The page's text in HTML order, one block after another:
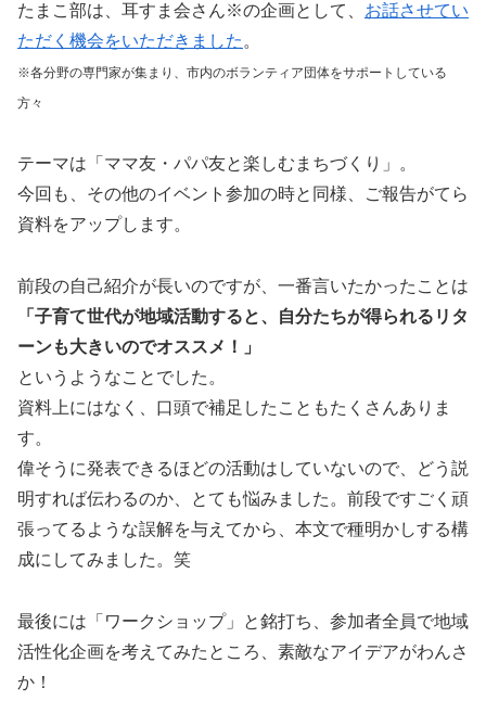
たまこ部は、耳すま会さん※の企画として、 お話させてい
ただく機会をいただきました 。
※各分野の専門家が集まり、市内のボランティア団体をサポートしている
方々
テーマは「ママ友・パパ友と楽しむまちづくり」。
今回も、その他のイベント参加の時と同様、ご報告がてら
資料をアップします。
前段の自己紹介が長いのですが、一番言いたかったことは
「子育て世代が地域活動すると、自分たちが得られるリタ
ーンも大きいのでオススメ！」
というようなことでした。
資料上にはなく、口頭で補足したこともたくさんありま
す。
偉そうに発表できるほどの活動はしていないので、どう説
明すれば伝わるのか、とても悩みました。前段ですごく頑
張ってるような誤解を与えてから、本文で種明かしする構
成にしてみました。笑
最後には「ワークショップ」と銘打ち、参加者全員で地域
活性化企画を考えてみたところ、素敵なアイデアがわんさ
か！